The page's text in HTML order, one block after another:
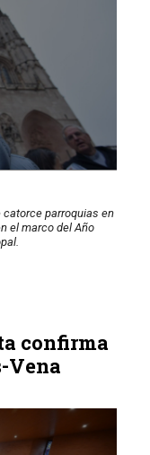
catorce parroquias en
el marco del Año
confirma
Vena